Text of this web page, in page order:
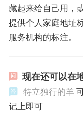
藏起来给自己用，
提供个人家庭地址
服务机构的标注。
现在还可以在
特立独行的羊
记上即可